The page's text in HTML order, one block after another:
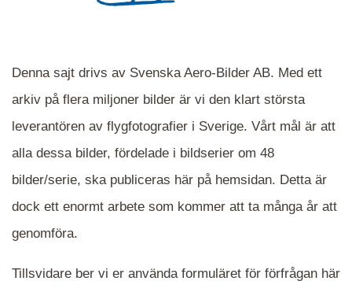
När du ser blåa, röda eller gröna mappar är det
en serie i varje. Dra i kartan för att komma
närmare det område Du söker och klicka på
mappen.
Denna sajt drivs av Svenska Aero-Bilder AB. Med ett
arkiv på flera miljoner bilder är vi den klart största
leverantören av flygfotografier i Sverige. Vårt mål är att
alla dessa bilder, fördelade i bildserier om 48
bilder/serie, ska publiceras här på hemsidan. Detta är
dock ett enormt arbete som kommer att ta många år att
genomföra.
Tillsvidare ber vi er använda formuläret för förfrågan här